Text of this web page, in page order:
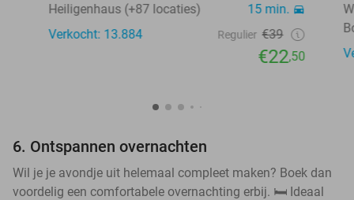
Heiligenhaus (+87 locaties)
15 min.
Verkocht: 13.884
Regulier €39
€22,50
6. Ontspannen overnachten
Wil je je avondje uit helemaal compleet maken? Boek dan
voordelig een comfortabele overnachting erbij. 🛏️ Ideaal